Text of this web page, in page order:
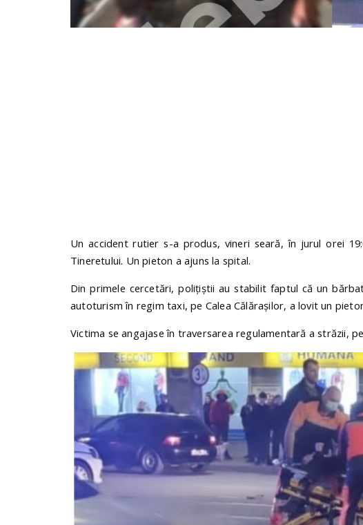
Un accident rutier s-a produs, vineri seară, în jurul orei
Tineretului. Un pieton a ajuns la spital.
Din primele cercetări, polițiștii au stabilit faptul că un
autoturism în regim taxi, pe Calea Călărașilor, a lovit un
Victima se angajase în traversarea regulamentară a străzii,